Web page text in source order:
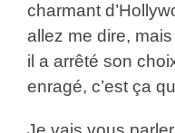
charmant
allez me dire,
il a arrêté son
enragé, c’est ça